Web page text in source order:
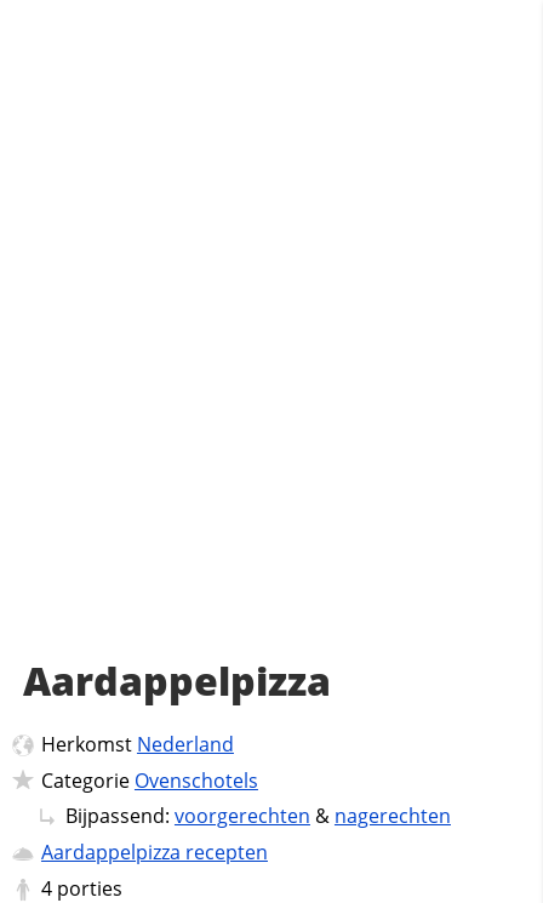
Aardappelpizza
Herkomst Nederland
Categorie Ovenschotels
Bijpassend: voorgerechten & nagerechten
Aardappelpizza recepten
4 porties